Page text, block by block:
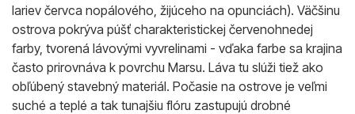
lariev červca nopálového, žijúceho na opunciách). Väčšinu
ostrova pokrýva púšť charakteristickej červenohnedej
farby, tvorená lávovými vyvrelinami - vďaka farbe sa krajina
často prirovnáva k povrchu Marsu. Láva tu slúži tiež ako
obľúbený stavebný materiál. Počasie na ostrove je veľmi
suché a teplé a tak tunajšiu flóru zastupujú drobné